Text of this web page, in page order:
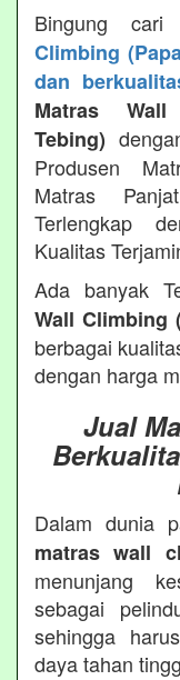
Bingung
Climbing
dan
Matras
Tebing)
Produsen
Matras
Terlengkap
Kualitas
Ada banyak
Wall Climbing
berbagai
dengan harga
Jual
Dalam dunia
matras wall
menunjang
sebagai
sehingga
daya tahan